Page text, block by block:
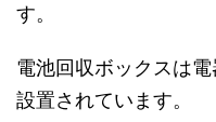
す。
電池回収ボックスは
設置されています。